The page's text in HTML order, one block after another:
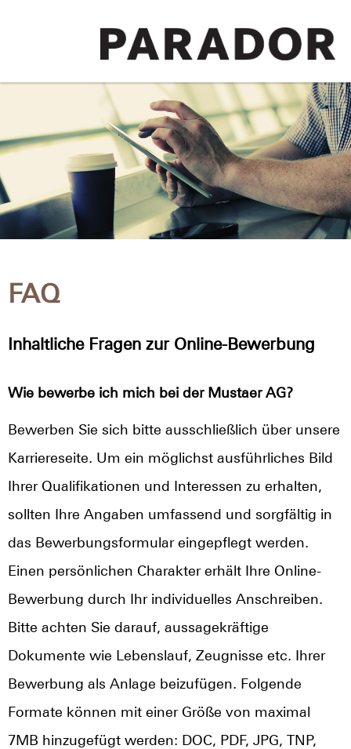
FAQ
Inhaltliche Fragen zur Online-Bewerbung
Wie bewerbe ich mich bei der Mustaer AG?
Bewerben Sie sich bitte ausschließlich über unsere
Karriereseite. Um ein möglichst ausführliches Bild
Ihrer Qualifikationen und Interessen zu erhalten,
sollten Ihre Angaben umfassend und sorgfältig in
das Bewerbungsformular eingepflegt werden.
Einen persönlichen Charakter erhält Ihre Online-
Bewerbung durch Ihr individuelles Anschreiben.
Bitte achten Sie darauf, aussagekräftige
Dokumente wie Lebenslauf, Zeugnisse etc. Ihrer
Bewerbung als Anlage beizufügen. Folgende
Formate können mit einer Größe von maximal
7MB hinzugefügt werden: DOC, PDF, JPG, TNP,